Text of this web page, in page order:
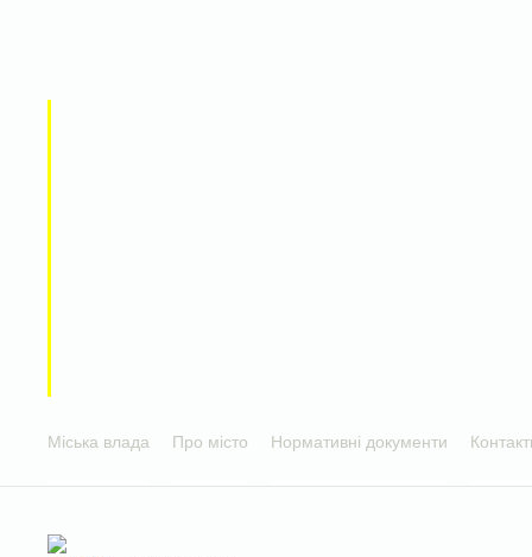
Міська влада Про місто Нормативні документи